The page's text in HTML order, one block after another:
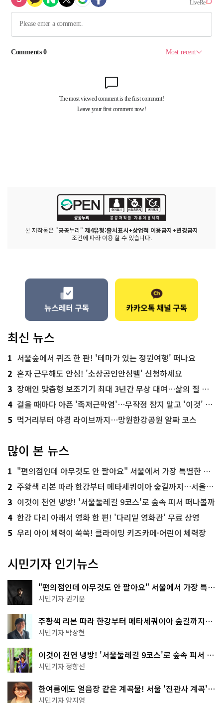
본 저작물은 "공공누리" 제4유형:출처표시+상업적 이용금지+변경금지
조건에 따라 이용 할 수 있습니다.
최신 뉴스
1 서울숲에서 퀴즈 한 판! '테마가 있는 정원여행' 떠나요
2 혼자 근무해도 안심! '소상공인안심벨' 신청하세요
3 장애인 맞춤형 보조기기 최대 3년간 무상 대여…삶의 질 높인다
4 걸을 때마다 아픈 '족저근막염'…무작정 참지 말고 '이것' 해보세요!
5 먹거리부터 야경 라이브까지…망원한강공원 알짜 코스
많이 본 뉴스
1 "편의점인데 아무것도 안 팔아요" 서울에서 가장 특별한 편의점의 정체
2 주황색 리본 따라 한강부터 메타세쿼이아 숲길까지…서울둘레길 15코스
3 이것이 천연 냉방! '서울둘레길 9코스'로 숲속 피서 떠나볼까
4 한강 다리 아래서 영화 한 편! '다리밑 영화관' 무료 상영
5 우리 아이 체력이 쑥쑥! 클라이밍 키즈카페·어린이 체력장
시민기자 인기뉴스
"편의점인데 아무것도 안 팔아요" 서울에서 가장 특별
한 편의점의 정체
시민기자 권기윤
주황색 리본 따라 한강부터 메타세쿼이아 숲길까지…
서울둘레길 15코스
시민기자 박상현
이것이 천연 냉방! '서울둘레길 9코스'로 숲속 피서 떠
나볼까
시민기자 정향선
한여름에도 얼음장 같은 계곡물! 서울 '진관사 계곡'이
천국이네~
시민기자 양지영